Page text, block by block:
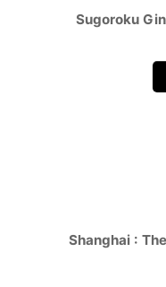
Sugoroku
Shanghai :